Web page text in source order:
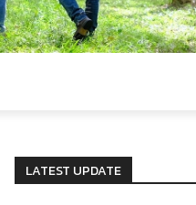
LATEST UPDATE